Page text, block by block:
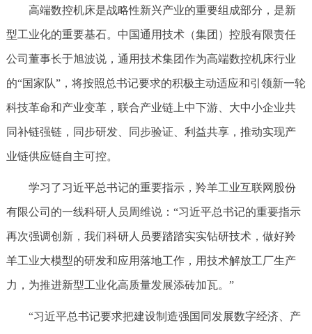
高端数控机床是战略性新兴产业的重要组成部分，是新
型工业化的重要基石。中国通用技术（集团）控股有限责任
公司董事长于旭波说，通用技术集团作为高端数控机床行业
的“国家队”，将按照总书记要求的积极主动适应和引领新一轮
科技革命和产业变革，联合产业链上中下游、大中小企业共
同补链强链，同步研发、同步验证、利益共享，推动实现产
业链供应链自主可控。
学习了习近平总书记的重要指示，羚羊工业互联网股份
有限公司的一线科研人员周维说：“习近平总书记的重要指示
再次强调创新，我们科研人员要踏踏实实钻研技术，做好羚
羊工业大模型的研发和应用落地工作，用技术解放工厂生产
力，为推进新型工业化高质量发展添砖加瓦。”
“习近平总书记要求把建设制造强国同发展数字经济、产